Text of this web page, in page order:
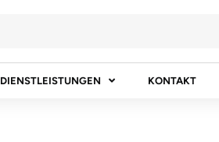
DIENSTLEISTUNGEN KONTAKT